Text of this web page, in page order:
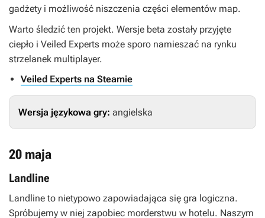
gadżety i możliwość niszczenia części elementów map.
Warto śledzić ten projekt. Wersje beta zostały przyjęte
ciepło i Veiled Experts może sporo namieszać na rynku
strzelanek multiplayer.
Veiled Experts na Steamie
Wersja językowa gry: angielska
20 maja
Landline
Landline to nietypowo zapowiadająca się gra logiczna.
Spróbujemy w niej zapobiec morderstwu w hotelu. Naszym